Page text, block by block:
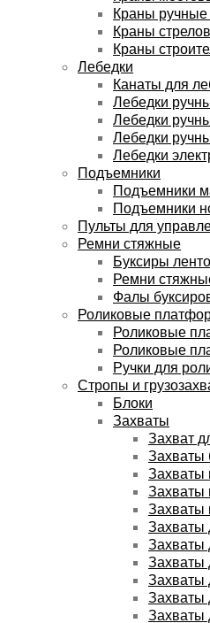
Краны ручные
Краны
Краны
Лебедки
Канаты для
Лебедки
Лебедки
Лебедки
Лебедки
Подъемники
Подъемники
Подъемники
Пульты для
Ремни стяжные
Буксиры
Ремни
Фалы
Роликовые
Роликовые
Роликовые
Ручки для
Стропы и
Блоки
Захваты
Захват
Захваты
Захваты
Захваты
Захваты
Захваты
Захваты
Захваты
Захваты
Захваты
Захваты